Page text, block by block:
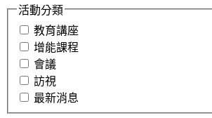
活動分類
教育講座
增能課程
會議
訪視
最新消息